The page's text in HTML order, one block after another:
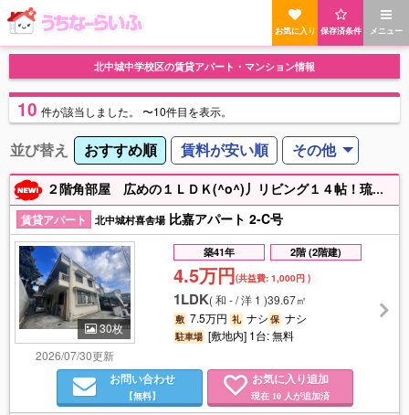
メニュー
保存済条件
お気に入り
北中城中学校区の賃貸アパート・マンション情報
10 件が該当しました。 〜10件目を表示。
並び替え おすすめ順 賃料が安い順 その他
２階角部屋 広めの１ＬＤＫ(^o^)丿リビング１４帖！琉銀北中支店・北中郵便局・ファミリーマート近くです♪１人暮らしからカップルにおすすめ
賃貸アパート 北中城村喜舎場 比嘉アパート 2-C号
30枚
2026/07/30更新
築41年 2階 (2階建)
4.5万円(共益費:1,000円 )
1LDK(和 - / 洋 1 )39.67㎡
敷 7.5万円 礼 ナシ保 ナシ
駐車場 [敷地内] 1台: 無料
お問い合わせ
【無料】
お気に入り追加
現在 10人が追加済